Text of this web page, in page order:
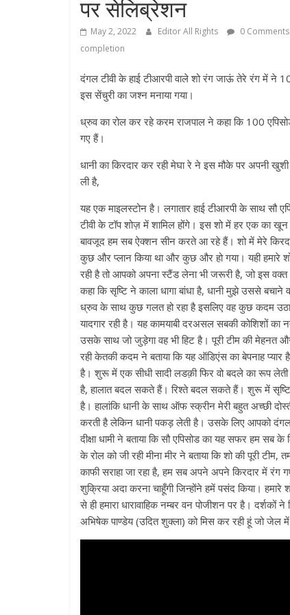
पर सेलिब्रेशन
May 2, 2022 Editor All Rights 0 Comments
completion
दंगल टीवी के हाई टीआरपी वाले शो रंग जाऊं तेरे रंग में
इस सेंचुरी का जश्न मनाया गया।
ध्रुव का रोल कर रहे करम राजपाल ने कहा कि 100
गए हैं।
धानी का किरदार कर रही मेघा रे ने इस मौके पर अपनी
ली है,
यह एक माइलस्टोन है। लगातार हाई टीआरपी के साथ सौ
टीवी के टॉप शोज़ में शामिल होंगे। इस शो में हर एक का
बावजूद हम सब ऐक्शन सीन करते आ रहे हैं। शो में मेरे
कुछ और प्लान किया था और कुछ और हो गया। यही हमारे
रही है तो आपको अपना स्टैंड लेना भी जरूरी है, जो इस
कहा कि सृष्टि ने काला धागा बांधा है, धानी मुझे उससे
ध्रुव के साथ कुछ गलत हो रहा है इसलिए वह कुछ कदम
यादगार रही है। यह कामयाबी दरअसल सबकी कोशिशों का
उसके साथ जो जुड़ेगा वह भी हिट है। पूरी टीम की
रही केतकी कदम ने बताया कि यह ऑडिएंस का बेपनाह
है। शुरू में एक सीधी सादी लडक़ी फिर वो बदले का रूप
है, हालात बदल सकते हैं। रिश्ते बदल सकते हैं। शुरू में
है। हालांकि धानी के साथ ऑफ स्क्रीन मेरी बहुत अच्छी
करती है लेकिन धानी पकड़ लेती है। उसके लिए आपको दंगल
दीक्षा धामी ने बताया कि सौ एपिसोड का यह सफर हम
के रोल को जी रही मीना मीर ने बताया कि शो की पूरी
काफी सराहा जा रहा है, हम सब अपने अपने किरदार में रंग
शुक्रिया अदा करना चाहूँगी जिन्होंने हमें पसंद किया।
से ही हमारा धारावाहिक नम्बर वन पोजीशन पर है।
अभिषेक पाण्डेय (उदित शुक्ला) को मिस कर रही हूं जो जेल